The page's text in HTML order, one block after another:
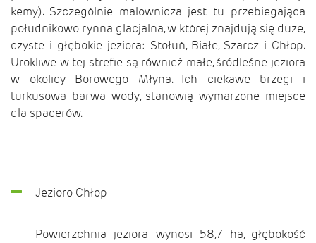
kemy). Szczególnie malownicza jest tu przebiegająca
południkowo rynna glacjalna, w której znajdują się duże,
czyste i głębokie jeziora: Stołuń, Białe, Szarcz i Chłop.
Urokliwe w tej strefie są również małe, śródleśne jeziora
w okolicy Borowego Młyna. Ich ciekawe brzegi i
turkusowa barwa wody, stanowią wymarzone miejsce
dla spacerów.
Jezioro Chłop
Powierzchnia jeziora wynosi 58,7 ha, głębokość